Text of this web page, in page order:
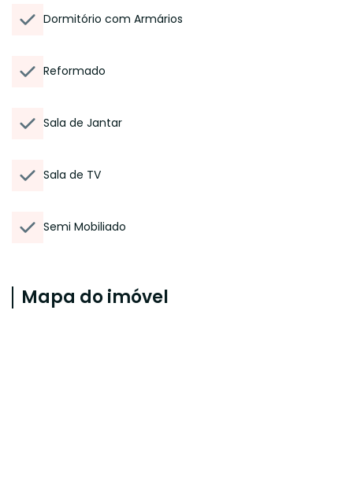
Dormitório com Armários
Reformado
Sala de Jantar
Sala de TV
Semi Mobiliado
Mapa do imóvel